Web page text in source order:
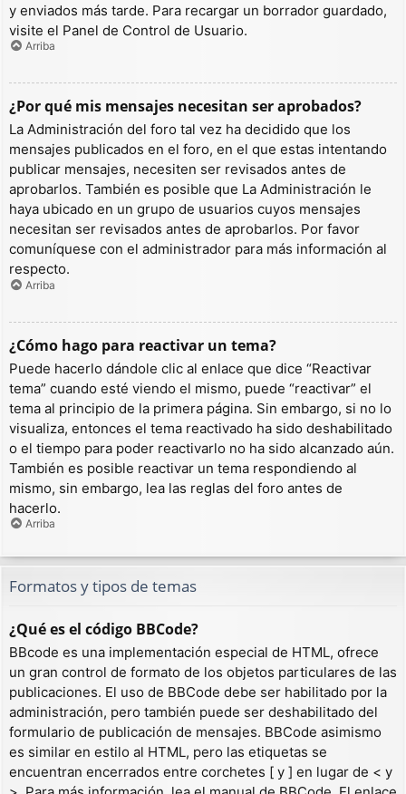
y enviados más tarde. Para recargar un borrador guardado,
visite el Panel de Control de Usuario.
Arriba
¿Por qué mis mensajes necesitan ser aprobados?
La Administración del foro tal vez ha decidido que los
mensajes publicados en el foro, en el que estas intentando
publicar mensajes, necesiten ser revisados antes de
aprobarlos. También es posible que La Administración le
haya ubicado en un grupo de usuarios cuyos mensajes
necesitan ser revisados antes de aprobarlos. Por favor
comuníquese con el administrador para más información al
respecto.
Arriba
¿Cómo hago para reactivar un tema?
Puede hacerlo dándole clic al enlace que dice “Reactivar
tema” cuando esté viendo el mismo, puede “reactivar” el
tema al principio de la primera página. Sin embargo, si no lo
visualiza, entonces el tema reactivado ha sido deshabilitado
o el tiempo para poder reactivarlo no ha sido alcanzado aún.
También es posible reactivar un tema respondiendo al
mismo, sin embargo, lea las reglas del foro antes de
hacerlo.
Arriba
Formatos y tipos de temas
¿Qué es el código BBCode?
BBcode es una implementación especial de HTML, ofrece
un gran control de formato de los objetos particulares de las
publicaciones. El uso de BBCode debe ser habilitado por la
administración, pero también puede ser deshabilitado del
formulario de publicación de mensajes. BBCode asimismo
es similar en estilo al HTML, pero las etiquetas se
encuentran encerrados entre corchetes [ y ] en lugar de < y